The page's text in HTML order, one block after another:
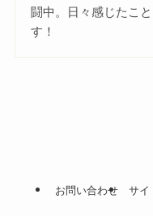
闘中。日々感じたこ
す！
お問い合わせ サイ